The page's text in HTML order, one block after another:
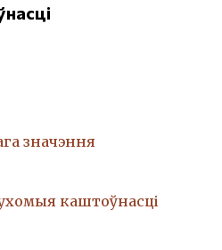
значэння
каштоўнасці